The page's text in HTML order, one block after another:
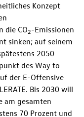
Konzept
die CO2-Emissionen
sinken; auf seinem
2050
des Way to
der E-Offensive
Bis 2030 will
am gesamten
70 Prozent und